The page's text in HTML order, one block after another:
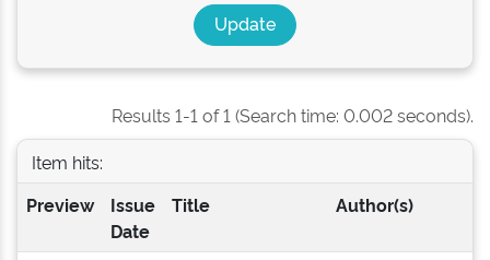
Results 1-1 of 1 (Search time: 0.002 seconds).
Item hits:
Preview
Issue
Date
Title Author(s)